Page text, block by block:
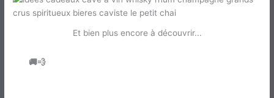
Et bien plus encore à découvrir...
🚚💨Envois & livraisons à